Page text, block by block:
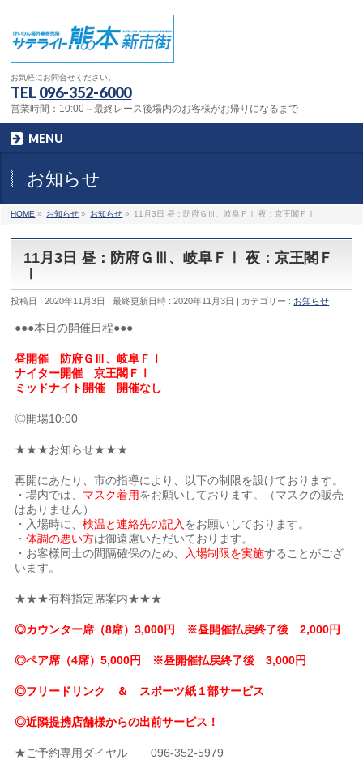
お気軽にお問合せください。
TEL 096-352-6000
営業時間：10:00～最終レース後場内のお客様がお帰りになるまで
MENU
お知らせ
HOME » お知らせ » お知らせ » 11月3日 昼：防府ＧⅢ、岐阜ＦⅠ 夜：京王閣ＦⅠ
11月3日 昼：防府ＧⅢ、岐阜ＦⅠ 夜：京王閣Ｆ
投稿日 : 2020年11月3日 最終更新日時 : 2020年11月3日 カテゴリー : お知らせ
●●●本日の開催日程●●●
昼開催 防府ＧⅢ、岐阜ＦⅠ
ナイター開催 京王閣ＦⅠ
ミッドナイト開催 開催なし
◎開場10:00
★★★お知らせ★★★
再開にあたり、市の指導により、以下の制限を設けております。
・場内では、 マスク着用をお願いしております。（マスクの販売
はありません）
・入場時に、検温と連絡先の記入 をお願いしております。
・体調の悪い方は御遠慮いただいております。
・お客様同士の間隔確保のため、
入場制限を実施することがござ
います。
★★★有料指定席案内★★★
◎カウンター席（8席）3,000円 ※昼開催払戻終了後 2,000円
◎ペア席（4席）5,000円 ※昼開催払戻終了後 3,000円
◎フリードリンク ＆ スポーツ紙１部サービス
◎近隣提携店舗様からの出前サービス！
★ご予約専用ダイヤル 096-352-5979